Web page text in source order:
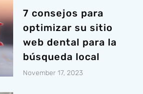
7 consejos para
optimizar su sitio
web dental para la
búsqueda local
November 17, 2023